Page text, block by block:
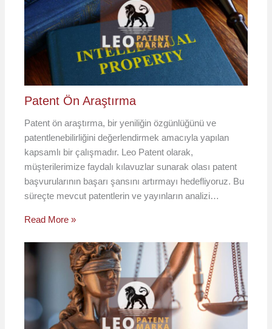
Patent Ön Araştırma
Patent ön araştırma, bir yeniliğin özgünlüğünü ve
patentlenebilirliğini değerlendirmek amacıyla yapılan
kapsamlı bir çalışmadır. Leo Patent olarak,
müşterilerimize faydalı kılavuzlar sunarak olası patent
başvurularının başarı şansını artırmayı hedefliyoruz. Bu
süreçte mevcut patentlerin ve yayınların analizi…
Read More »